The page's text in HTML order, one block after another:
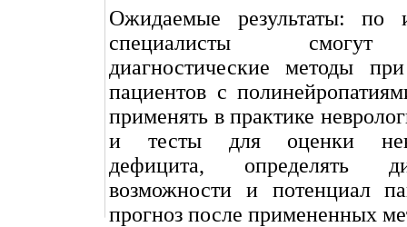
Ожидаемые результаты: по
специалисты смогут
диагностические методы
пациентов с
применять в практике
и тесты для оценки
дефицита, определять
возможности и потенциал
прогноз после примененных